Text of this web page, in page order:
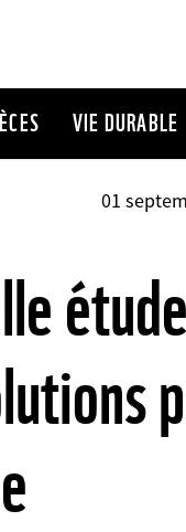
VIE DURABLE
01